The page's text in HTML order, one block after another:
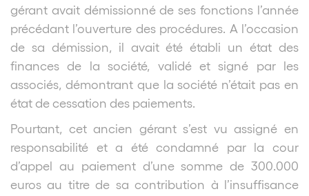
gérant avait démissionné de ses fonctions l’année
précédant l’ouverture des procédures. A l’occasion
de sa démission, il avait été établi un état des
finances de la société, validé et signé par les
associés, démontrant que la société n’était pas en
état de cessation des paiements.
Pourtant, cet ancien gérant s’est vu assigné en
responsabilité et a été condamné par la cour
d’appel au paiement d’une somme de 300.000
euros au titre de sa contribution à l’insuffisance